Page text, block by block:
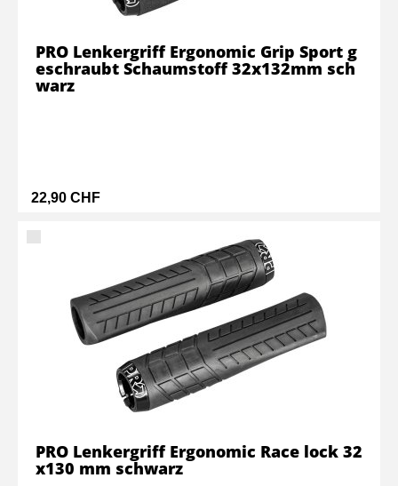
22,90 CHF
PRO Lenkergriff Ergonomic Grip Sport g
eschraubt Schaumstoff 32x132mm sch
warz
PRO Lenkergriff Ergonomic Race lock 32
x130 mm schwarz